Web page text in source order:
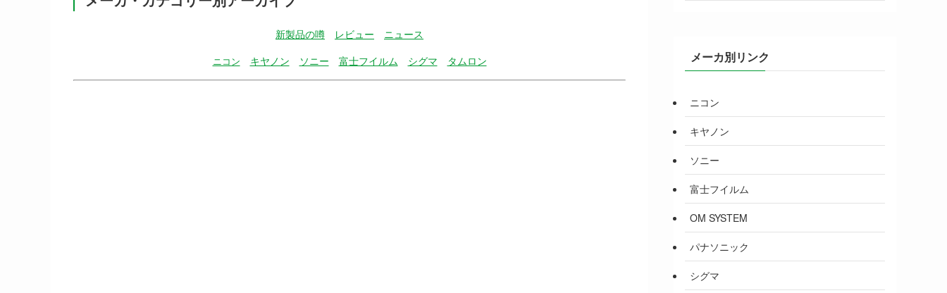
新製品の噂 レビュー ニュース
ニコン キヤノン ソニー 富士フイルム シグマ タムロン メーカ別リンク
ニコン
キヤノン
ソニー
富士フイルム
OM SYSTEM
パナソニック
シグマ